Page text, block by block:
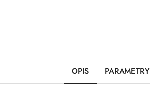
OPIS PARAMETRY